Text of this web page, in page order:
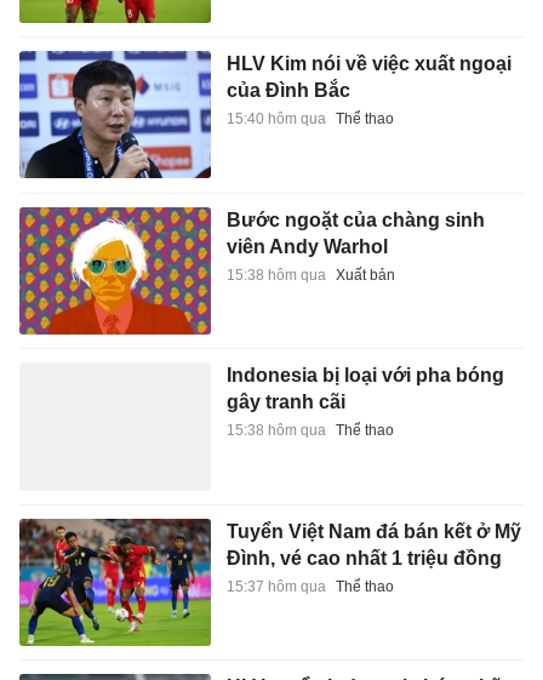
HLV Kim nói về việc xuất ngoại
của Đình Bắc
15:40 hôm qua Thể thao
Bước ngoặt của chàng sinh
viên Andy Warhol
15:38 hôm qua Xuất bản
Indonesia bị loại với pha bóng
gây tranh cãi
15:38 hôm qua Thể thao
Tuyển Việt Nam đá bán kết ở Mỹ
Đình, vé cao nhất 1 triệu đồng
15:37 hôm qua Thể thao